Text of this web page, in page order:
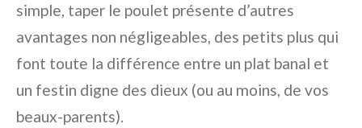
simple, taper le poulet présente d’autres
avantages non négligeables, des petits plus qui
font toute la différence entre un plat banal et
un festin digne des dieux (ou au moins, de vos
beaux-parents).